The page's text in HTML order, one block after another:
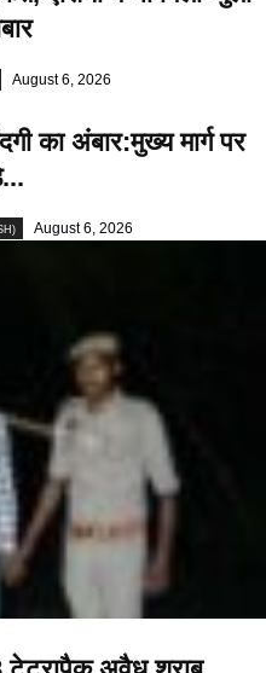
August 6, 2026
का अंबार:मुख्य मार्ग पर
August 6, 2026